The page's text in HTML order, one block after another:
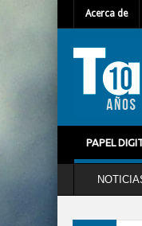
Acerca de
PAPEL
del servicio al C-2 Greyhound